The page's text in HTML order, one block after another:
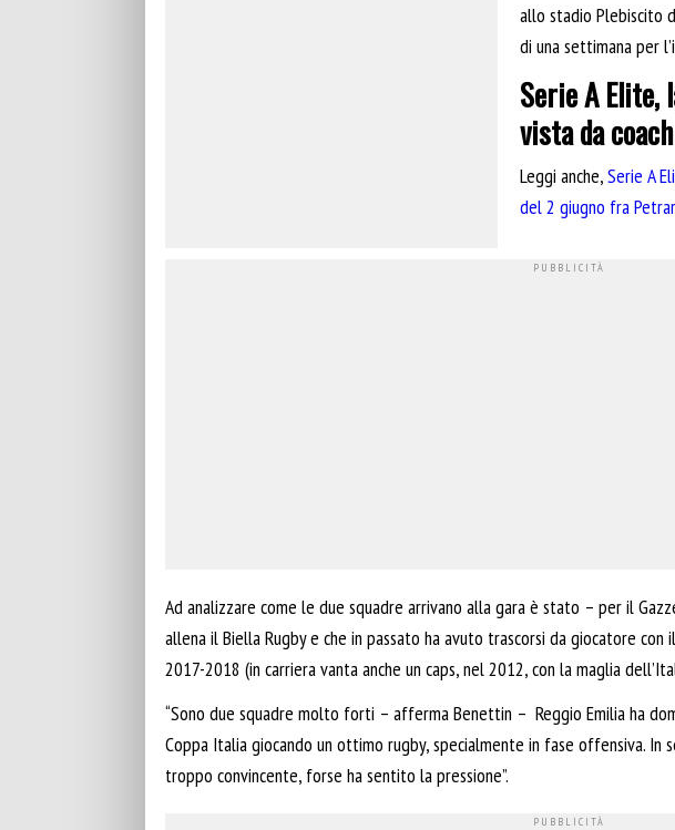
allo stadio Plebiscito
di una settimana per
Serie A Elite,
vista da
Leggi anche,Serie A
del 2 giugno fra
Ad analizzare come le due squadre arrivano alla gara è stato – per il
allena il Biella Rugby e che in passato ha avuto trascorsi da giocatore
2017-2018 (in carriera vanta anche un caps, nel 2012, con la maglia
“Sono due squadre molto forti – afferma Benettin – Reggio Emilia ha
Coppa Italia giocando un ottimo rugby, specialmente in fase offensiva. In
troppo convincente, forse ha sentito la pressione”.